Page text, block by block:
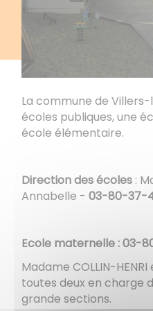
La commune de
écoles publiques, une
école élémentaire.
Direction des écoles :
Annabelle -03-80-37-
Ecole maternelle : 03-
Madame COLLIN-
toutes deux en charge
grande sections.